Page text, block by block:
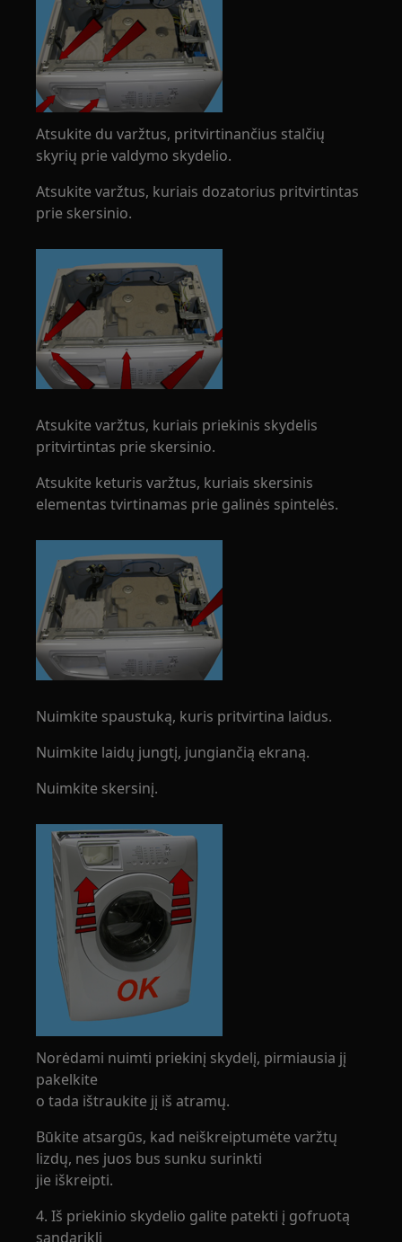
Atsukite du varžtus, pritvirtinančius stalčių
skyrių prie valdymo skydelio.
Atsukite varžtus, kuriais dozatorius pritvirtintas
prie skersinio.
Atsukite varžtus, kuriais priekinis skydelis
pritvirtintas prie skersinio.
Atsukite keturis varžtus, kuriais skersinis
elementas tvirtinamas prie galinės spintelės.
Nuimkite spaustuką, kuris pritvirtina laidus.
Nuimkite laidų jungtį, jungiančią ekraną.
Nuimkite skersinį.
Norėdami nuimti priekinį skydelį, pirmiausia jį
pakelkite
o tada ištraukite jį iš atramų.
Būkite atsargūs, kad neiškreiptumėte varžtų
lizdų, nes juos bus sunku surinkti
jie iškreipti.
4. Iš priekinio skydelio galite patekti į gofruotą
sandariklį